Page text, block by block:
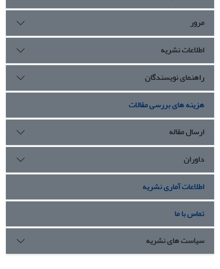
مرور
اطلاعات نشریه
راهنمای نویسندگان
هزینه های بررسی مقالات
ارسال مقاله
داوران
اطلاعات آماری نشریه
تماس با ما
سیاست های نشریه